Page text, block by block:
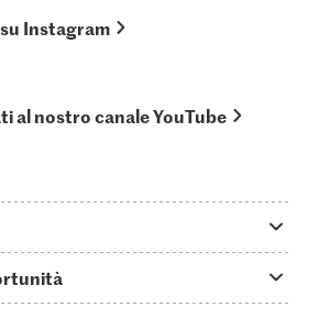
Instagram
al nostro canale YouTube